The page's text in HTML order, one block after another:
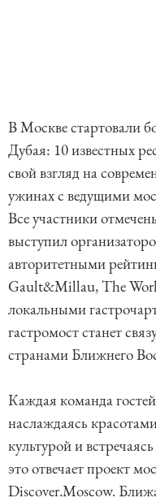
В Москве стартовали
Дубая: 10 известных
свой взгляд на
ужинах с ведущими
Все участники
выступил
авторитетными
Gault&Millau, The
локальными
гастромост станет
странами Ближнего
Каждая команда
наслаждаясь
культурой и
это отвечает проект
Discover.Moscow.